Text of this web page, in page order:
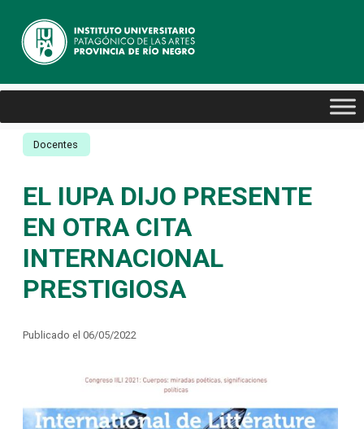
Docentes
EL IUPA DIJO PRESENTE
EN OTRA CITA
INTERNACIONAL
PRESTIGIOSA
Publicado el 06/05/2022